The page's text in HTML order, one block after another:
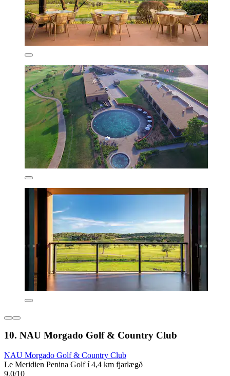
10. NAU Morgado Golf & Country Club
NAU Morgado Golf & Country Club
Le Meridien Penina Golf í 4,4 km fjarlægð
9,0/10